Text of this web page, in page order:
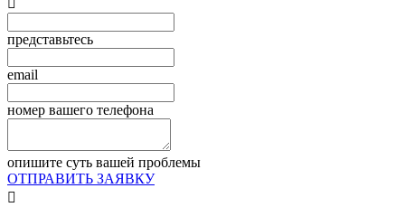

представьтесь
email
номер вашего телефона
опишите суть вашей проблемы
ОТПРАВИТЬ ЗАЯВКУ
